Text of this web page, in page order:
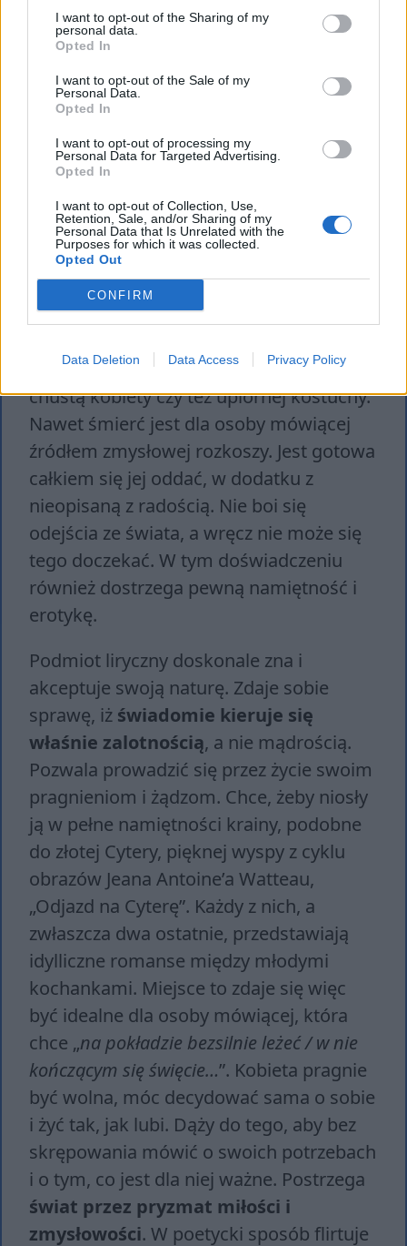
I want to opt-out of the Sharing of my
personal data.
Opted In
I want to opt-out of the Sale of my
Personal Data.
Opted In
I want to opt-out of processing my
Personal Data for Targeted Advertising.
Opted In
I want to opt-out of Collection, Use,
Retention, Sale, and/or Sharing of my
Personal Data that Is Unrelated with the
Purposes for which it was collected.
Opted Out
CONFIRM
Data Deletion Data Access Privacy Policy
Uważa, żenie warto dążyć do życia
wiecznego, jeżeli życie na ziemi
przyjemności
. Poetka łączy również
niebiańskie istoty z ludzkim pożądaniem,
czym łamie kulturowe tabu. Zwraca
uwagę, że nawet one mają takie uczucia
jak fizyczny pociąg. Chce być przez nie
podziwiana, doceniona jako kobieta, bo
wie, że na to zasługuje.
kochanka odnajduje również w postaci
upersonifikowanej śmierci
bujnych ramionach” zamiast spowitej
chustą kobiety czy też upiornej kostuchy.
Nawet śmierć jest dla osoby mówiącej
źródłem zmysłowej rozkoszy. Jest gotowa
całkiem się jej oddać, w dodatku z
nieopisaną z radością. Nie boi się
odejścia ze świata, a wręcz nie może się
tego doczekać. W tym doświadczeniu
również dostrzega pewną namiętność i
erotykę.
Podmiot liryczny doskonale zna i
akceptuje swoją naturę. Zdaje sobie
sprawę, iż świadomie kieruje się
właśnie zalotnością, a nie mądrością.
Pozwala prowadzić się przez życie swoim
pragnieniom i żądzom. Chce, żeby niosły
ją w pełne namiętności krainy, podobne
do złotej Cytery, pięknej wyspy z cyklu
obrazów Jeana Antoine’a Watteau,
„Odjazd na Cyterę”. Każdy z nich, a
zwłaszcza dwa ostatnie, przedstawiają
idylliczne romanse między młodymi
kochankami. Miejsce to zdaje się więc
być idealne dla osoby mówiącej, która
chce „na pokładzie bezsilnie leżeć / w nie
kończącym się święcie…”. Kobieta pragnie
być wolna, móc decydować sama o sobie
i żyć tak, jak lubi. Dąży do tego, aby bez
skrępowania mówić o swoich potrzebach
i o tym, co jest dla niej ważne. Postrzega
świat przez pryzmat miłości i
zmysłowości. W poetycki sposób flirtuje